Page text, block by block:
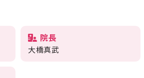
院長
大橋真武